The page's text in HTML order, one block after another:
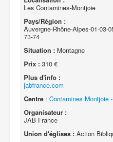
Les Contamines-Montjoie
Pays/Région :
Auvergne-Rhône-Alpes-01-03-
73-74
Situation : Montagne
Prix : 310 €
Plus d'info :
jabfrance.com
Centre : Contamines Montjoie
Organisateur :
JAB France
Union d'églises : Action